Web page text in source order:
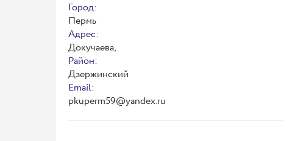
Город:
Пермь
Адрес:
Докучаева,
Район:
Дзержинский
Email:
pkuperm59@yandex.ru